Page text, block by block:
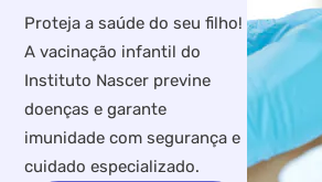
Proteja a saúde do seu filho!
A vacinação infantil do
Instituto Nascer previne
doenças e garante
imunidade com segurança e
cuidado especializado.